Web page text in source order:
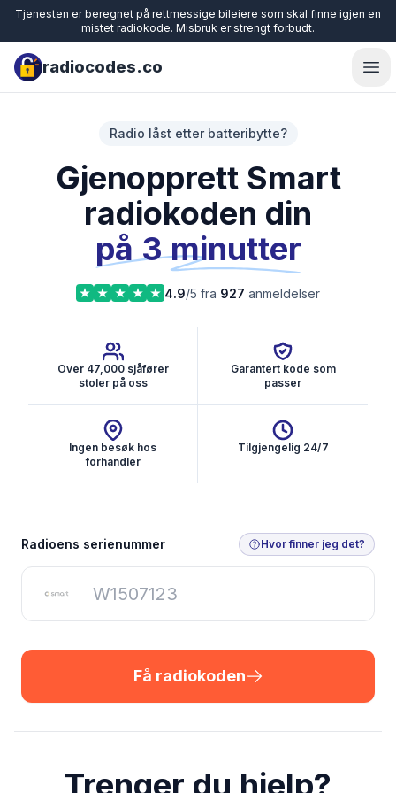
Tjenesten er beregnet på rettmessige bileiere som skal finne igjen en
mistet radiokode. Misbruk er strengt forbudt.
radiocodes.co
Radio låst etter batteribytte?
Gjenopprett Smart
radiokoden din
på 3 minutter
4.9/5 fra 927 anmeldelser
Over 47,000 sjåfører
stoler på oss
Garantert kode som
passer
Ingen besøk hos
forhandler
Tilgjengelig 24/7
Få radiokoden
Radioens serienummer Hvor finner jeg det?
Få radiokoden
Trenger du hjelp?